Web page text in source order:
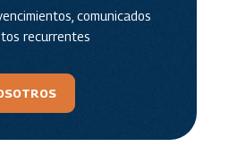
comunicados
recurrentes